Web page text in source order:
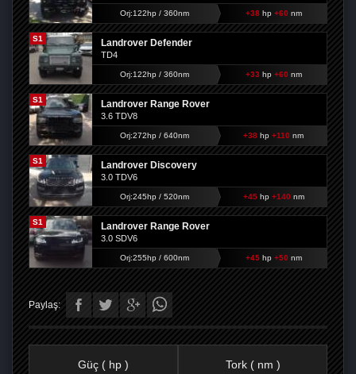
Orj:122hp / 360nm +38hp +60 nm
S1 Landrover Defender
TD4
Orj:122hp / 360nm +33 hp +60 nm
S1 Landrover Range Rover
3.6 TDV8
Orj:272hp / 640nm +38 hp+110 nm
S1 Landrover Discovery
3.0 TDV6
Orj:245hp / 520nm +45hp +140 nm
S1 Landrover Range Rover
3.0 SDV6
Orj:255hp / 600nm +45hp +50 nm
Paylaş:
Güç ( hp ) Tork ( nm )